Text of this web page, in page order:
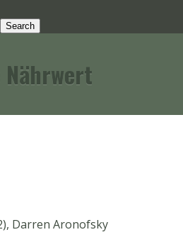
Nährwert
Darren Aronofsky